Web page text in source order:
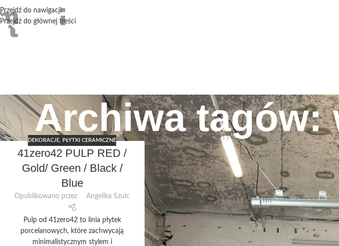
Przejdź do nawigacji
Przejdź do głównej treści
Archiwa tagów:
DEKORACJE PŁYTKI CERAMICZNE
41zero42 PULP RED /
Gold/ Green / Black /
Blue
Opublikowano przez Angelika Szulc
Pulp od 41zero42 to linia płytek
porcelanowych, które zachwycają
minimalistycznym stylem i